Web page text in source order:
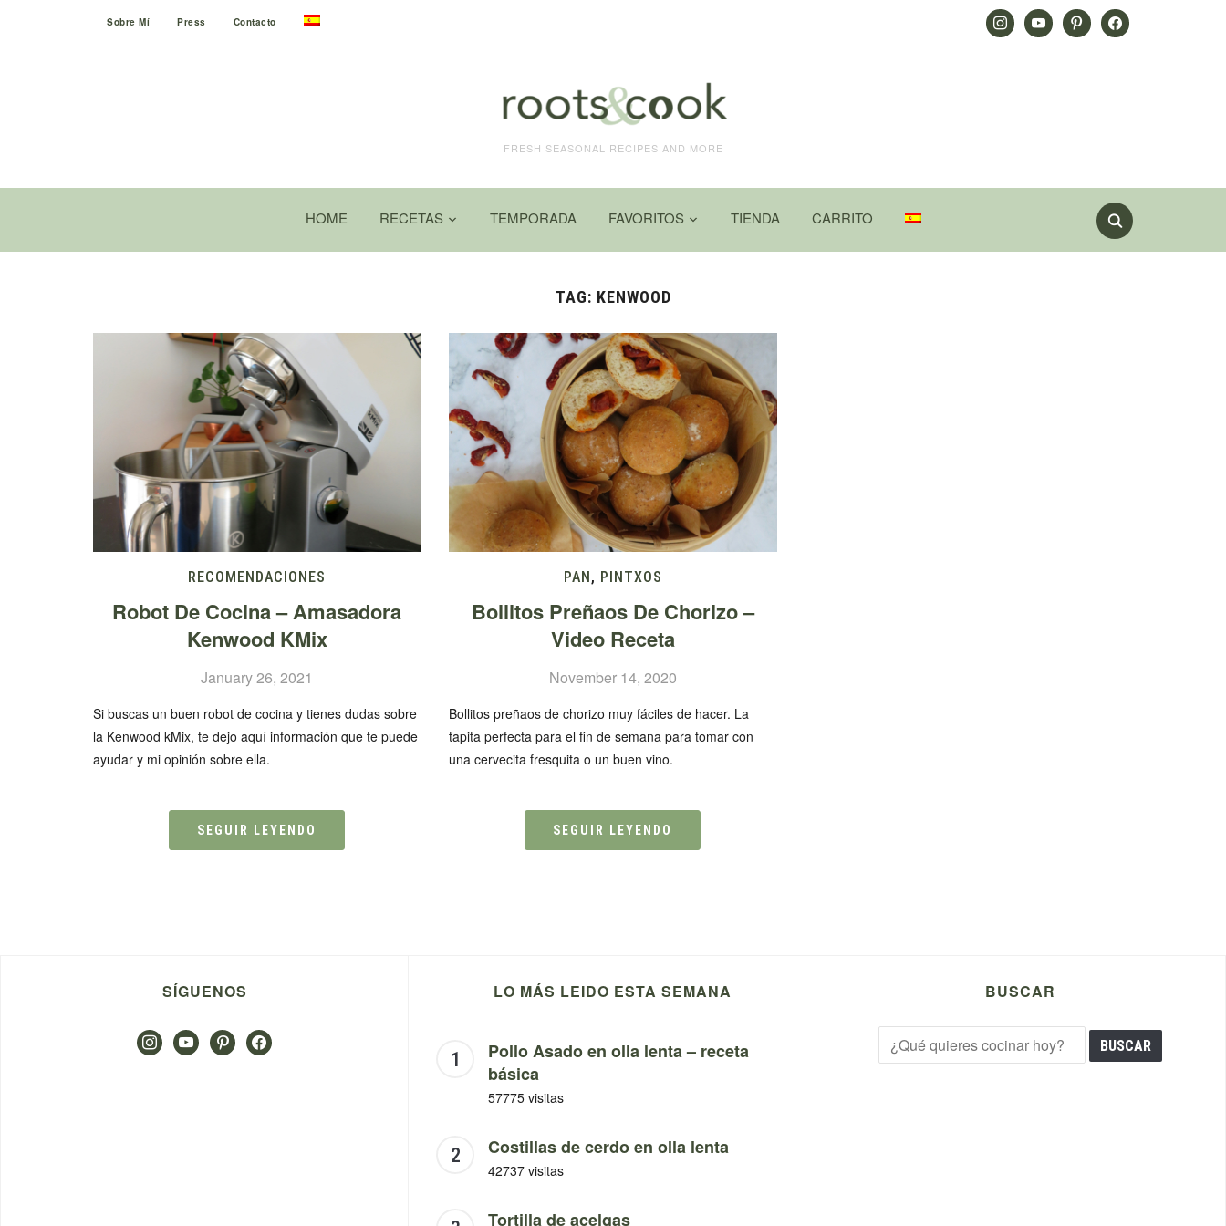
InstagramYoutube PinterestFacebook
Sobre Mí Press Contacto
FRESH SEASONAL RECIPES AND MORE
HOME RECETAS TEMPORADA FAVORITOS TIENDA CARRITO
TAG: KENWOOD
RECOMENDACIONES
Robot De Cocina – Amasadora
Kenwood KMix
January 26, 2021
Si buscas un buen robot de cocina y tienes dudas sobre
la Kenwood kMix, te dejo aquí información que te puede
ayudar y mi opinión sobre ella.
SEGUIR LEYENDO
PAN, PINTXOS
Bollitos Preñaos De Chorizo –
Video Receta
November 14, 2020
Bollitos preñaos de chorizo muy fáciles de hacer. La
tapita perfecta para el fin de semana para tomar con
una cervecita fresquita o un buen vino.
SEGUIR LEYENDO
SÍGUENOS
instagramyoutubepinterestfacebook
LO MÁS LEIDO ESTA SEMANA
Pollo Asado en olla lenta – receta
básica
57775 visitas
Costillas de cerdo en olla lenta
42737 visitas
Tortilla de acelgas
BUSCAR